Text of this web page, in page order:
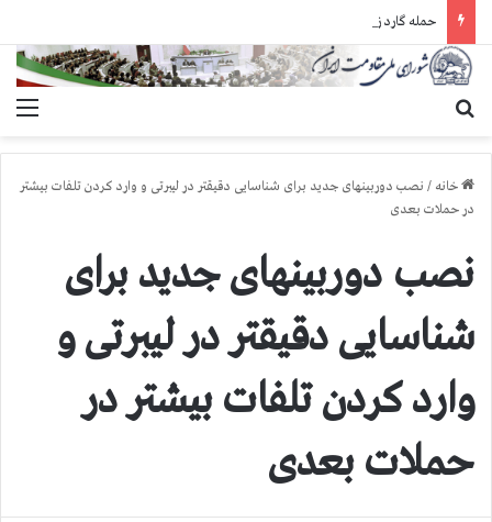
خانه / نصب دوربینهای جدید برای شناسایی دقیقتر در لیبرتی و وارد كردن تلفات بیشتر
در حملات بعدی
نصب دوربینهای جدید برای
شناسایی دقیقتر در لیبرتی و
وارد كردن تلفات بیشتر در
حملات بعدی